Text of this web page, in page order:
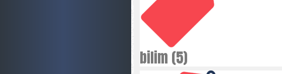
bilim (5)